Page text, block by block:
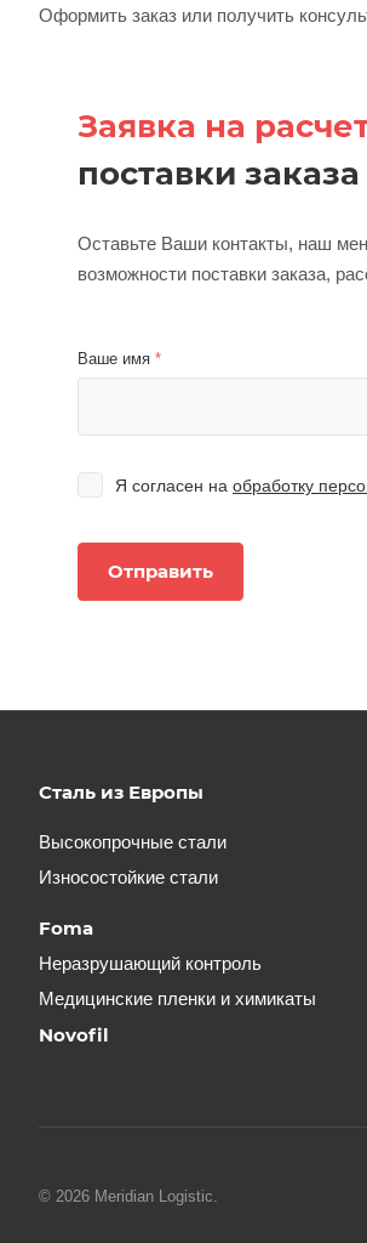
Оформить заказ или получить
Заявка на
поставки заказа
Оставьте Ваши контакты, наш
возможности поставки заказа,
Ваше имя *
Я согласен на обработку
Сталь из Европы
Высокопрочные стали
Износостойкие стали
Foma
Неразрушающий контроль
Медицинские пленки и химикаты
Novofil
© 2026 Meridian Logistic.